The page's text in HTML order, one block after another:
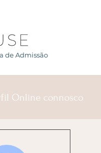
de Admissão
Online connosco